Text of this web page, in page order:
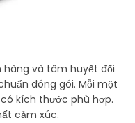
hàng và tâm huyết đối
đóng gói. Mỗi một
kích thước phù hợp.
cảm xúc.